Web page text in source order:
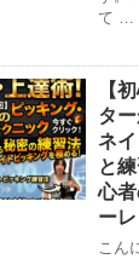
て …
【
タ
ネ
と
心
ー
こん